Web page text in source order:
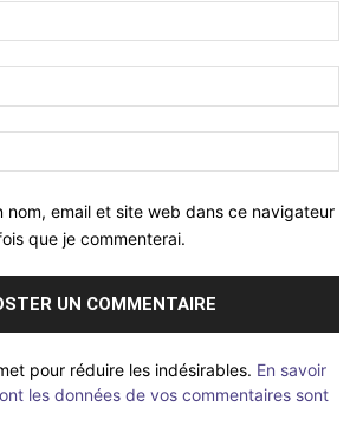
nom, email et site web dans ce navigateur
que je commenterai.
pour réduire les indésirables. En savoir
les données de vos commentaires sont